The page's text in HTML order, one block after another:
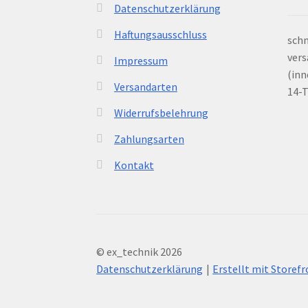
Datenschutzerklärung
Haftungsausschluss
Impressum
Versandarten
Widerrufsbelehrung
Zahlungsarten
Kontakt
14-
© ex_technik 2026
Datenschutzerklärung
Erstellt mit